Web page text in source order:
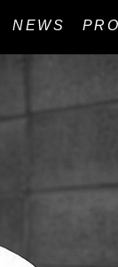
NEWS